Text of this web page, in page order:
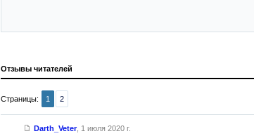
Отзывы читателей
Страницы: 1 2
Darth_Veter, 1 июля 2020 г.